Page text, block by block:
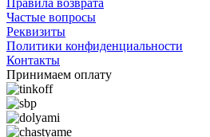
Частые вопросы
Реквизиты
Политики конфиденциальности
Контакты
Принимаем оплату